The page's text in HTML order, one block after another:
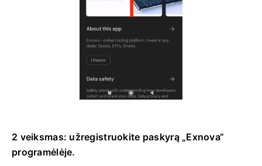
2 veiksmas: užregistruokite paskyrą „Exnova“
programėlėje.